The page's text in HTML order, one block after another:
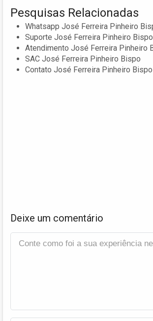
Pesquisas Relacionadas
Whatsapp José Ferreira Pinheiro
Suporte José Ferreira Pinheiro Bispo
Atendimento José Ferreira Pinheiro
SAC José Ferreira Pinheiro Bispo
Contato José Ferreira Pinheiro Bispo
Deixe um comentário